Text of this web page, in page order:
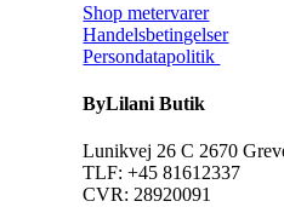
Shop metervarer
Handelsbetingelser
Persondatapolitik
ByLilani Butik
Lunikvej 26 C 2670
TLF: +45 81612337
CVR: 28920091